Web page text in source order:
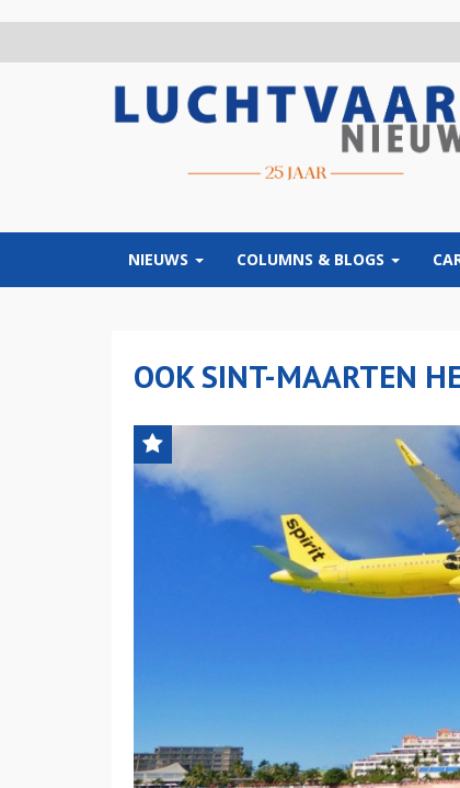
NIEUWS COLUMNS & BLOGS
OOK SINT-MAARTEN